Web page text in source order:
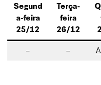
Segund
a-feira
25/12
Terça-
feira
26/12
– –